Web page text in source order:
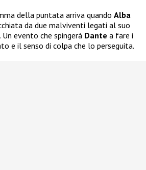
della puntata arriva quando Alba
da due malviventi legati al suo
evento che spingerà Dante a fare i
e il senso di colpa che lo perseguita.